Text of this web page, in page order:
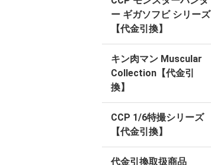
ー ギガソフビ シリーズ
【代金引換】
キン肉マン Muscular
Collection【代金引
換】
CCP 1/6特撮シリーズ
【代金引換】
代金引換取扱商品